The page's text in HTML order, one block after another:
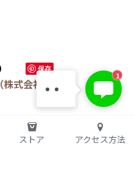
保存
式会社 kibi）
ストア アクセス方法
今すぐ👉
1